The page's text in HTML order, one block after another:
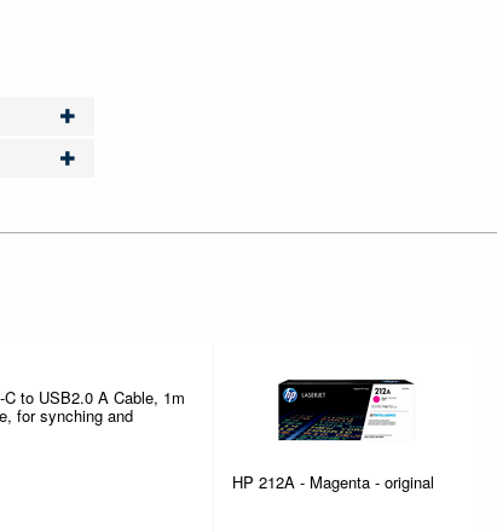
C to USB2.0 A Cable, 1m
for synching and
HP 212A - Magenta - original